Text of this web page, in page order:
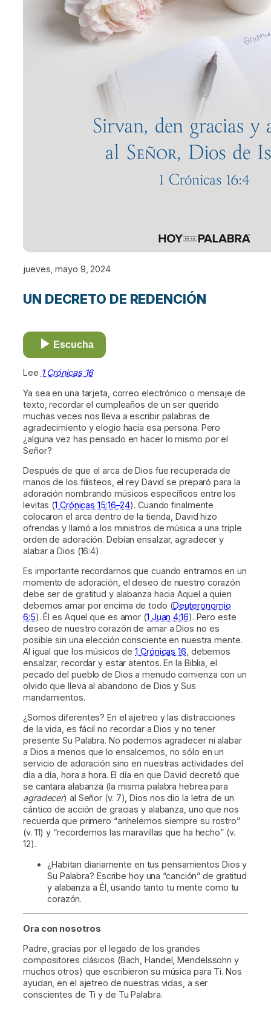
jueves, mayo 9, 2024
UN DECRETO DE REDENCIÓN
Escucha
Lee 1 Crónicas 16
Ya sea en una tarjeta, correo electrónico o mensaje de
texto, recordar el cumpleaños de un ser querido
muchas veces nos lleva a escribir palabras de
agradecimiento y elogio hacia esa persona. Pero
¿alguna vez has pensado en hacer lo mismo por el
Señor?
Después de que el arca de Dios fue recuperada de
manos de los filisteos, el rey David se preparó para la
adoración nombrando músicos específicos entre los
levitas (1 Crónicas 15:16–24). Cuando finalmente
colocaron el arca dentro de la tienda, David hizo
ofrendas y llamó a los ministros de música a una triple
orden de adoración. Debían ensalzar, agradecer y
alabar a Dios (16:4).
Es importante recordarnos que cuando entramos en un
momento de adoración, el deseo de nuestro corazón
debe ser de gratitud y alabanza hacia Aquel a quien
debemos amar por encima de todo (Deuteronomio
6:5). Él es Aquel que es amor (1 Juan 4:16). Pero este
deseo de nuestro corazón de amar a Dios no es
posible sin una elección consciente en nuestra mente.
Al igual que los músicos de1 Crónicas 16 , debemos
ensalzar, recordar y estar atentos. En la Biblia, el
pecado del pueblo de Dios a menudo comienza con un
olvido que lleva al abandono de Dios y Sus
mandamientos.
¿Somos diferentes? En el ajetreo y las distracciones
de la vida, es fácil no recordar a Dios y no tener
presente Su Palabra. No podemos agradecer ni alabar
a Dios a menos que lo ensalcemos, no sólo en un
servicio de adoración sino en nuestras actividades del
día a día, hora a hora. El día en que David decretó que
se cantara alabanza (la misma palabra hebrea para
agradecer) al Señor (v. 7), Dios nos dio la letra de un
cántico de acción de gracias y alabanza, uno que nos
recuerda que primero “anhelemos siempre su rostro”
(v. 11) y “recordemos las maravillas que ha hecho” (v.
12).
¿Habitan diariamente en tus pensamientos Dios y
Su Palabra? Escribe hoy una “canción” de gratitud
y alabanza a Él, usando tanto tu mente como tu
corazón.
Ora con nosotros
Padre, gracias por el legado de los grandes
compositores clásicos (Bach, Handel, Mendelssohn y
muchos otros) que escribieron su música para Ti. Nos
ayudan, en el ajetreo de nuestras vidas, a ser
conscientes de Ti y de Tu Palabra.